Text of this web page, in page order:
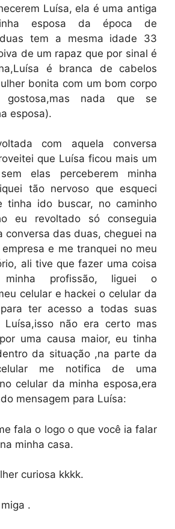
Luísa, ela é uma antiga
esposa da época de
tem a mesma idade 33
de um rapaz que por sinal é
é branca de cabelos
bonita com um bom corpo
gostosa,mas nada que se
esposa).
com aquela conversa
que Luísa ficou mais um
elas perceberem minha
tão nervoso que esqueci
tinha ido buscar, no caminho
eu revoltado só conseguia
conversa das duas, cheguei na
e me tranquei no meu
ali tive que fazer uma coisa
profissão, liguei o
celular e hackei o celular da
ter acesso a todas suas
Luísa,isso não era certo mas
uma causa maior, eu tinha
da situação ,na parte da
me notifica de uma
celular da minha esposa,era
mensagem para Luísa:
fala o logo o que você ia falar
minha casa.
curiosa kkkk.
.